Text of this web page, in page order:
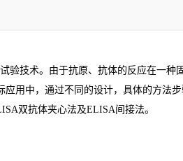
验技术。由于抗原、抗体的反应在一种
用中，通过不同的设计，具体的方法
双抗体夹心法及ELISA间接法。